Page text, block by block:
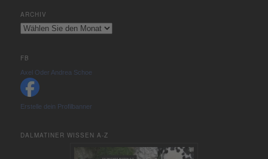
ARCHIV
Archiv
FB
Axel Oder Andrea Schoe
Erstelle dein Profilbanner
DALMATINER WISSEN A-Z